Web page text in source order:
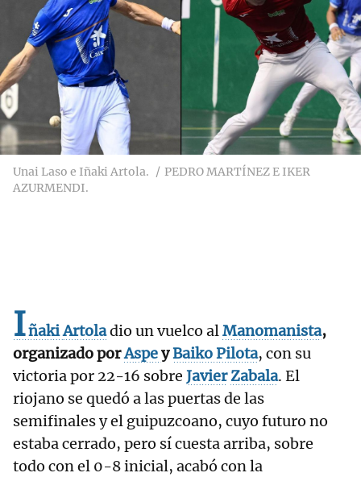
Unai Laso e Iñaki Artola.
PEDRO MARTÍNEZ E IKER
AZURMENDI.
IñakiArtoladio un vuelco alManomanista,
organizado porAspeyBaiko Pilota, con su
victoria por 22-16 sobre JavierZabala. El
riojano se quedó a las puertas de las
semifinales y el guipuzcoano, cuyo futuro no
estaba cerrado, pero sí cuesta arriba, sobre
todo con el 0-8 inicial, acabó con la